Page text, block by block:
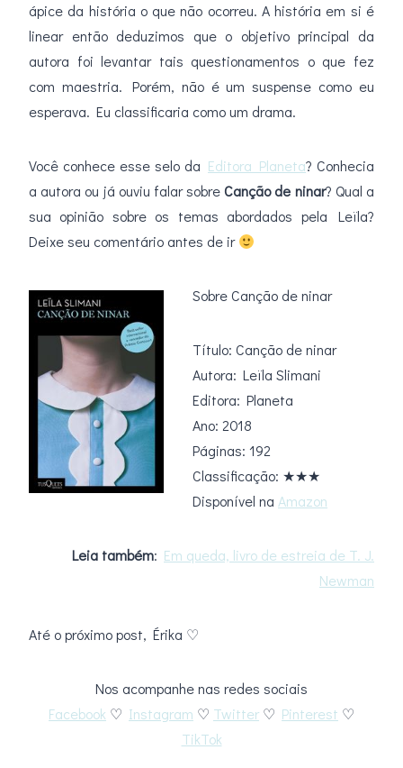
ápice da história o que não ocorreu. A história em si é
linear então deduzimos que o objetivo principal da
autora foi levantar tais questionamentos o que fez
com maestria. Porém, não é um suspense como eu
esperava. Eu classificaria como um drama.
Você conhece esse selo da Editora Planeta? Conhecia
a autora ou já ouviu falar sobre Canção de ninar? Qual a
sua opinião sobre os temas abordados pela Leïla?
Deixe seu comentário antes de ir
Sobre Canção de ninar
Título: Canção de ninar
Autora: Leïla Slimani
Editora: Planeta
Ano: 2018
Páginas: 192
Classificação: ★★★
Disponível na Amazon
Leia também: Em queda, livro de estreia de T. J.
Newman
Até o próximo post, Érika ♡
Nos acompanhe nas redes sociais
Facebook ♡ Instagram ♡ Twitter ♡ Pinterest ♡
TikTok